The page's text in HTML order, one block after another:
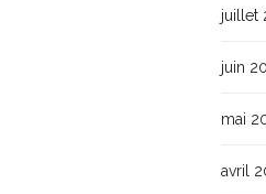
juillet
juin
mai
avril